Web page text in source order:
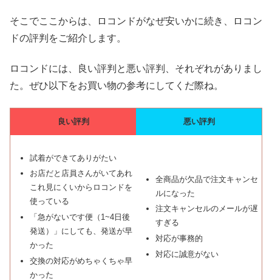
そこでここからは、ロコンドがなぜ安いかに続き、ロコン
ドの評判をご紹介します。
ロコンドには、良い評判と悪い評判、それぞれがありまし
た。ぜひ以下をお買い物の参考にしてくだ際ね。
良い評判 悪い評判
試着ができてありがたい
お店だと店員さんがいてあれ
これ見にくいからロコンドを
使っている
「急がないです便（1~4日後
発送）」にしても、発送が早
かった
交換の対応がめちゃくちゃ早
かった
全商品が欠品で注文キャンセ
ルになった
注文キャンセルのメールが遅
すぎる
対応が事務的
対応に誠意がない